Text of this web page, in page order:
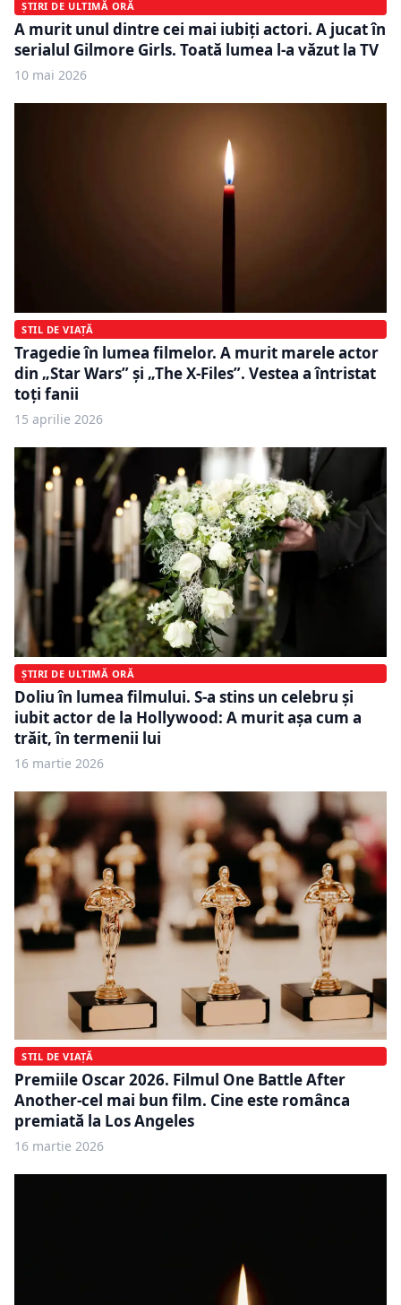
ȘTIRI DE ULTIMĂ ORĂ
A murit unul dintre cei mai iubiți actori. A jucat în
serialul Gilmore Girls. Toată lumea l-a văzut la TV
10 mai 2026
STIL DE VIAȚĂ
Tragedie în lumea filmelor. A murit marele actor
din „Star Wars” și „The X-Files”. Vestea a întristat
toți fanii
15 aprilie 2026
ȘTIRI DE ULTIMĂ ORĂ
Doliu în lumea filmului. S-a stins un celebru și
iubit actor de la Hollywood: A murit așa cum a
trăit, în termenii lui
16 martie 2026
STIL DE VIAȚĂ
Premiile Oscar 2026. Filmul One Battle After
Another-cel mai bun film. Cine este românca
premiată la Los Angeles
16 martie 2026